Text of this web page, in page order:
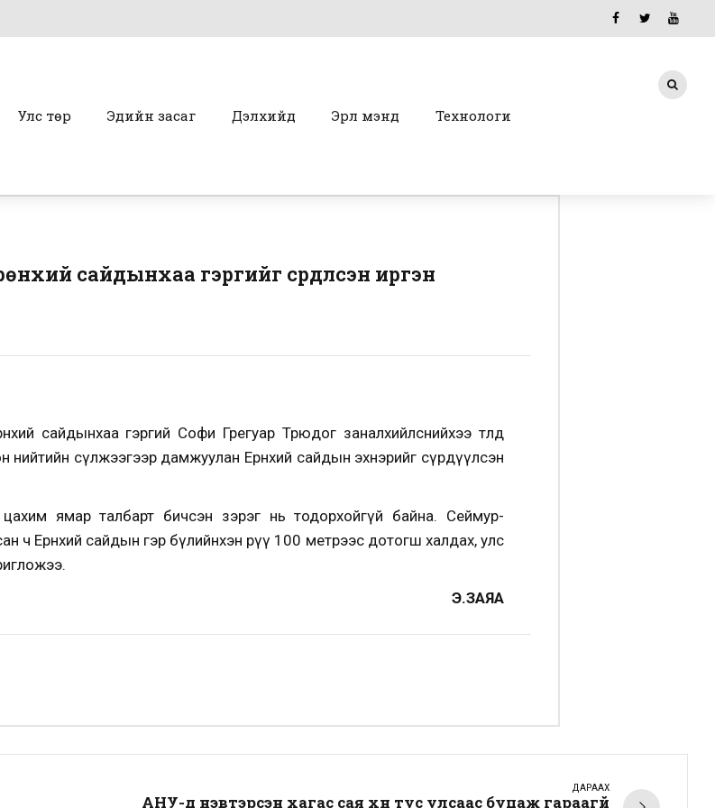
Улс төр Эдийн засаг Дэлхийд Эрүүл мэнд Технологи
сайдынхаа гэргийг сүрдүүлсэн иргэн
сайдынхаа гэргий Софи Грегуар Трюдог заналхийлснийхээ төлөөд
нийтийн сүлжээгээр дамжуулан Ерөнхий сайдын эхнэрийг сүрдүүлсэн
ямар талбарт бичсэн зэрэг нь тодорхойгүй байна. Сеймур-
ч Ерөнхий сайдын гэр бүлийнхэн рүү 100 метрээс дотогш халдах, улс
Э.ЗАЯА
ДАРААХ
АНУ-д нэвтэрсэн хагас сая хүн тус улсаас буцаж гараагүй